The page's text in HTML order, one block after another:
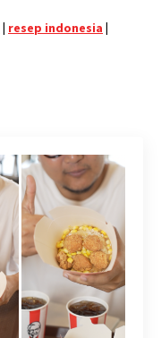
| resep indonesia |